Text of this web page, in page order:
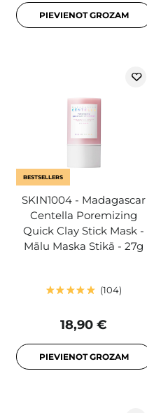
PIEVIENOT GROZAM
BESTSELLERS
SKIN1004 - Madagascar
Centella Poremizing
Quick Clay Stick Mask -
Mālu Maska Stikā - 27g
104
18,90 €
PIEVIENOT GROZAM